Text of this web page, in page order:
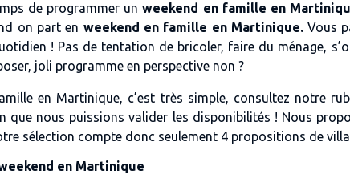
de programmer unweekend en famille en
on part en weekend en famille en Martinique.Vous
! Pas de tentation de bricoler, faire du ménage,
joli programme en perspective non ?
en Martinique, c’est très simple, consultez notre
que nous puissions valider les disponibilités ! Nous
sélection compte donc seulement 4 propositions de
en Martinique